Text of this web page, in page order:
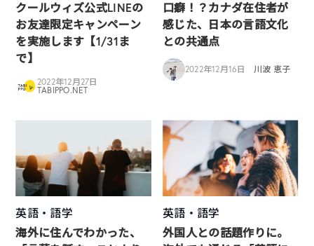
クールウィズ公式LINEの
お友達限定キャンペーン
を実施します【1/31ま
で】
2022年12月27日
TABIPPO.NET
口癖！？カナダ在住者が
感じた、日本の言語文化
との共通点
2022年12月16日 川波 恵子
英語・語学
海外に住んでわかった、
英語・語学
外国人との話題作りに。